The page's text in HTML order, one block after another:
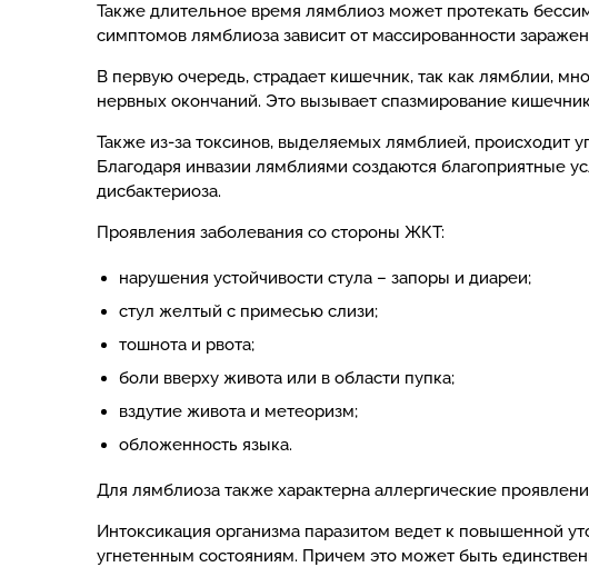
Также длительное время лямблиоз может протекать
симптомов лямблиоза зависит от массированности
В первую очередь, страдает кишечник, так как лямблии,
нервных окончаний. Это вызывает спазмирование
Также из-за токсинов, выделяемых лямблией, происходит
Благодаря инвазии лямблиями создаются благоприятные
дисбактериоза.
Проявления заболевания со стороны ЖКТ:
нарушения устойчивости стула – запоры и диареи;
стул желтый с примесью слизи;
тошнота и рвота;
боли вверху живота или в области пупка;
вздутие живота и метеоризм;
обложенность языка.
Для лямблиоза также характерна аллергические
Интоксикация организма паразитом ведет к повышенной
угнетенным состояниям. Причем это может быть